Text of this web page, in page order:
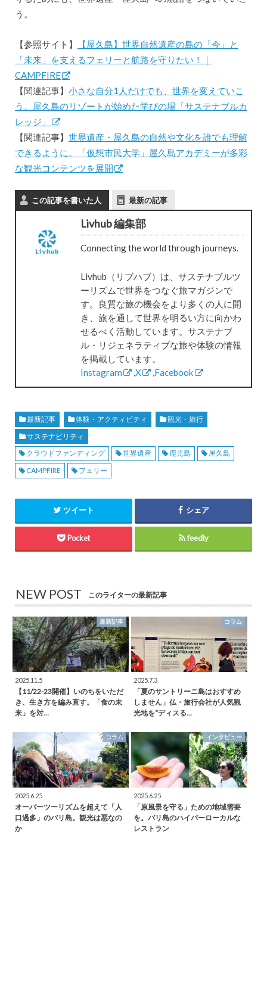
う。
【参照サイト】
【屋久島】世界自然遺産の島の「今」と
「未来」を支えるフェリーと航路を守りたい！｜
CAMPFIRE
【関連記事】 小さな自分1人だけでも、世界を変えていこ
う。屋久島のリゾートが始めた学びの場「サステナブルカ
レッジ」
【関連記事】 世界遺産・屋久島の自然や文化を誰でも理解
できるように。「仮想市民大学」屋久島アカデミーが多彩
な観光コンテンツを展開
この記事を書いた人 最新の記事
Livhub 編集部
Connecting the world through journeys.
Livhub（リブハブ）は、サステナブルツ
ーリズムで世界をつなぐ旅マガジンで
す。良質な旅の機会をより多くの人に開
き、旅を通して世界を明るい方に向かわ
せるべく活動しています。サステナブ
ル・リジェネラティブな旅や体験の情報
を掲載しています。
Instagram
,X ,Facebook
最新記事 体験・アクティビティ
観光・旅行
サステナビリティ
クラウドファンディング
世界遺産 鹿児島
屋久島
CAMPFIRE
フェリー
ツイート シェア
Pocket feedly
NEW POST このライターの最新記事
最新記事
2025.11.5
【11/22-23開催】いのちをいただ
き、生き方を編み直す。「食の未
来」を対…
コラム
2025.7.3
「夏のサントリーニ島はおすすめ
しません」仏・旅行会社が人気観
光地を“ディスる…
コラム
2025.6.25
オーバーツーリズムを超えて「人
口過多」のバリ島。観光は悪なの
か
インタビュー
2025.6.25
「原風景を守る」ための地域需要
を。バリ島のハイパーローカルな
レストラン